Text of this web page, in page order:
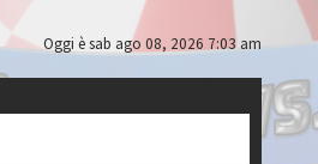
Oggi è sab ago 08, 2026 7:03 am